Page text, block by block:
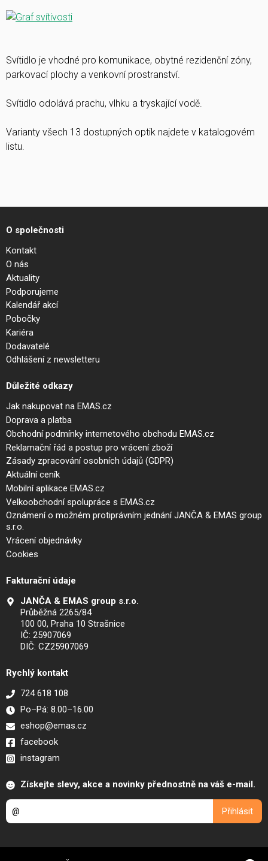
Svítidlo je vhodné pro komunikace, obytné rezidenční zóny,
parkovací plochy a venkovní prostranství.
Svítidlo odolává prachu, vlhku a tryskající vodě.
Varianty všech 13 dostupných optik najdete v katalogovém
listu.
O společnosti
Kontakt
O nás
Aktuality
Podporujeme
Kalendář akcí
Pobočky
Kariéra
Dodavatelé
Odhlášení z newsletteru
Důležité odkazy
Jak nakupovat na EMAS.cz
Doprava a platba
Obchodní podmínky internetového obchodu EMAS.cz
Reklamační řád a postup pro vrácení zboží
Zásady zpracování osobních údajů (GDPR)
Aktuální ceník
Mobilní aplikace EMAS.cz
Velkoobchodní spolupráce s EMAS.cz
Oznámení o možném protiprávním jednání JANČA & EMAS group
s.r.o.
Vrácení objednávky
Cookies
Fakturační údaje
JANČA & EMAS group s.r.o.
Průběžná 2265/84
100 00, Praha 10 Strašnice
IČ: 25907069
DIČ: CZ25907069
Rychlý kontakt
724 618 108
Po–Pá: 8.00–16.00
eshop@emas.cz
facebook
instagram
Získejte slevy, akce a novinky přednostně na váš e-mail.